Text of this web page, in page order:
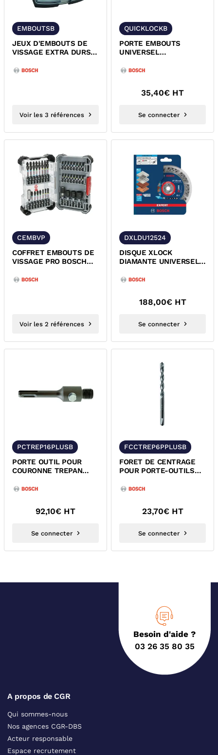
EMBOUTSB
JEUX D'EMBOUTS DE
VISSAGE EXTRA DURS
BOSCH
Voir les 3 références
QUICKLOCKB
PORTE EMBOUTS
UNIVERSEL
PANS BOSCH
35,40€ HT
Se connecter
CEMBVP
COFFRET EMBOUTS DE
VISSAGE PRO BOSCH
Voir les 2 références
DXLDU12524
DISQUE XLOCK
DIAMANTE UNIVERSEL
188,00€ HT
Se connecter
PCTREP16PLUSB
PORTE OUTIL POUR
COURONNE TREPAN
92,10€ HT
Se connecter
FCCTREP6PPLUSB
FORET DE CENTRAGE
POUR PORTE-OUTILS
23,70€ HT
Se connecter
Besoin d'aide ?
03 26 35 80 35
A propos de CGR
Qui sommes-nous
Nos agences CGR-DBS
Acteur responsable
Espace recrutement